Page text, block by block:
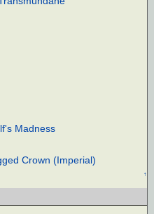
Madness
Crown (Imperial)
↑